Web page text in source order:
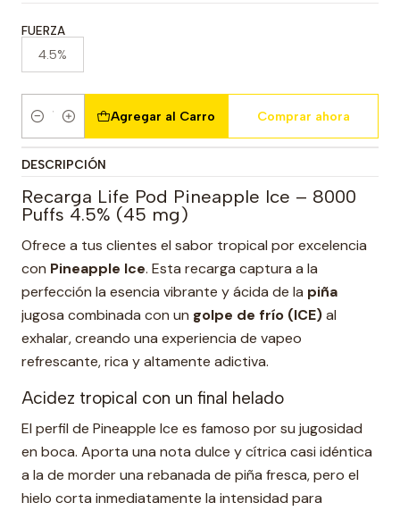
FUERZA
4.5%
Cantidad
Agregar al Carro Comprar ahora
DESCRIPCIÓN
Recarga Life Pod Pineapple Ice – 8000
Puffs 4.5% (45 mg)
Ofrece a tus clientes el sabor tropical por excelencia
con Pineapple Ice. Esta recarga captura a la
perfección la esencia vibrante y ácida de la piña
jugosa combinada con un golpe de frío (ICE)al
exhalar, creando una experiencia de vapeo
refrescante, rica y altamente adictiva.
Acidez tropical con un final helado
El perfil de Pineapple Ice es famoso por su jugosidad
en boca. Aporta una nota dulce y cítrica casi idéntica
a la de morder una rebanada de piña fresca, pero el
hielo corta inmediatamente la intensidad para